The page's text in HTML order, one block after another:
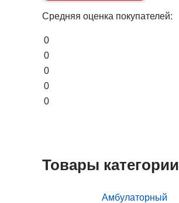
Средняя оценка покупателей:
0
0
0
0
0
Товары категории
Амбулаторный